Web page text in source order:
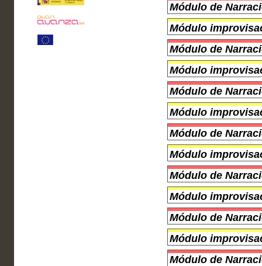
Módulo de
Módulo
Módulo de
Módulo
Módulo de
Módulo
Módulo de
Módulo
Módulo de
Módulo
Módulo de
Módulo
Módulo de